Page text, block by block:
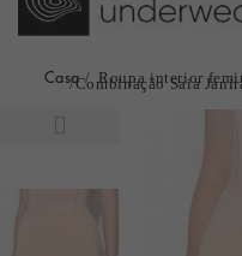
Casa Roupa interior
Combinação Saia